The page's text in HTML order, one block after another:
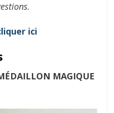
ici
MAGIQUE